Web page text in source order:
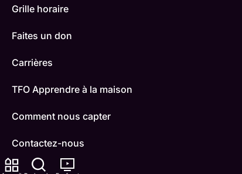
Grille horaire
Faites un don
Carrières
TFO Apprendre à la maison
Comment nous capter
Contactez-nous
ONFR